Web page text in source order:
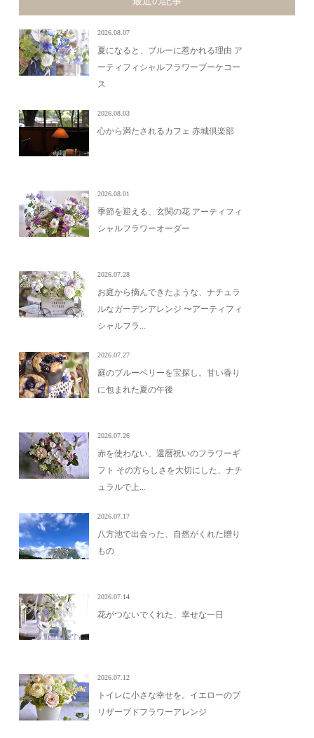
2026.08.07
夏になると、ブルーに惹かれる理由 ア
ーティフィシャルフラワーブーケコー
ス
2026.08.03
心から満たされるカフェ 赤城倶楽部
2026.08.01
季節を迎える、玄関の花 アーティフィ
シャルフラワーオーダー
2026.07.28
お庭から摘んできたような、ナチュラ
ルなガーデンアレンジ 〜アーティフィ
シャルフラ...
2026.07.27
庭のブルーベリーを宝探し。甘い香り
に包まれた夏の午後
2026.07.26
赤を使わない、還暦祝いのフラワーギ
フト その方らしさを大切にした、ナチ
ュラルで上...
2026.07.17
八方池で出会った、自然がくれた贈り
もの
2026.07.14
花がつないでくれた、幸せな一日
2026.07.12
トイレに小さな幸せを。イエローのプ
リザーブドフラワーアレンジ